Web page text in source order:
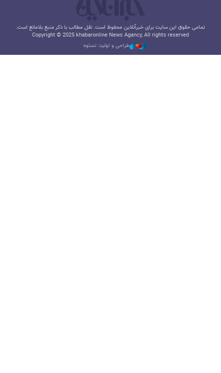
تمامی حقوق این سایت برای خبرآنلاین محفوظ است. نقل مطالب با ذکر منبع بلامانع است.
Copyright © 2025 khabaronline News Agancy, All rights reserved
طراحی و تولید: نستوه